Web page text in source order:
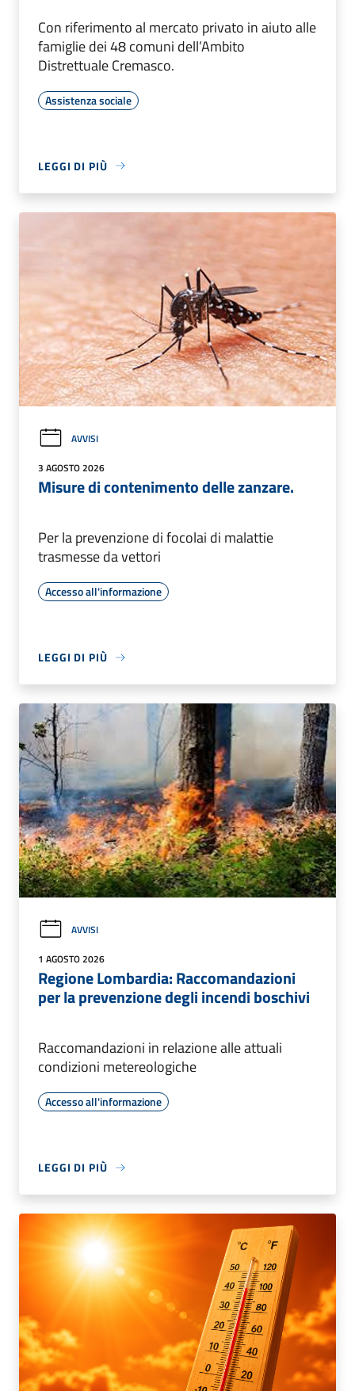
Con riferimento al mercato privato in aiuto alle
famiglie dei 48 comuni dell’Ambito
Distrettuale Cremasco.
Assistenza sociale
LEGGI DI PIÙ
AVVISI
3 AGOSTO 2026
Misure di contenimento delle zanzare.
Per la prevenzione di focolai di malattie
trasmesse da vettori
Accesso all'informazione
LEGGI DI PIÙ
AVVISI
1 AGOSTO 2026
Regione Lombardia: Raccomandazioni
per la prevenzione degli incendi boschivi
Raccomandazioni in relazione alle attuali
condizioni metereologiche
Accesso all'informazione
LEGGI DI PIÙ